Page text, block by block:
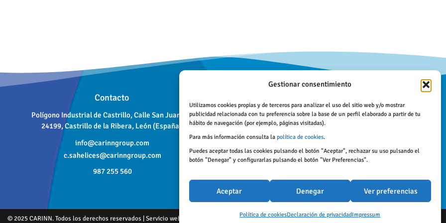
Gestionar consentimiento
Utilizamos cookies propias y de terceros para analizar el uso del sitio web y/o mostrar
publicidad relacionada con tu preferencia sobre la base de un perfil elaborado a partir de tu
hábito de navegación (por ejemplo, páginas visitadas).
Para más información consulta la política de cookies.
Puedes aceptar todas las cookies pulsando el botón "Aceptar", rechazar su uso pulsando el
botón "Denegar" y configurarlas pulsando el botón "Ver Preferencias".
Aceptar Denegar Ver preferencias
Política de cookiesDeclaración de privacidadImpressum
Contacto
Polígono Industrial de Castrillo, Calle San Juan 18,
24199, Castrillo de la Ribera, León (España)
info@carinngroup.com
c.sahelices@carinngroup.com
987 255 560
Políticas de privacidad
Aviso legal
Accesibilidad
© 2025 CARINN. Todos los derechos reservados | Servicio web